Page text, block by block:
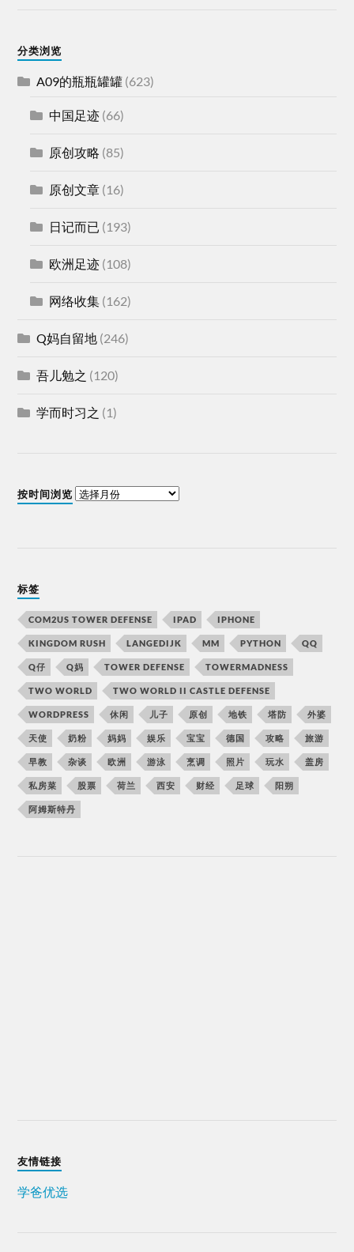
分类浏览
A09的瓶瓶罐罐 (623)
中国足迹 (66)
原创攻略 (85)
原创文章 (16)
日记而已 (193)
欧洲足迹 (108)
网络收集 (162)
Q妈自留地 (246)
吾儿勉之 (120)
学而时习之 (1)
按时间浏览
标签
COM2US TOWER DEFENSE IPAD IPHONE
KINGDOM RUSH LANGEDIJK MM PYTHON QQ
Q仔 Q妈 TOWER DEFENSE TOWERMADNESS
TWO WORLD TWO WORLD II CASTLE DEFENSE
WORDPRESS 休闲 儿子 原创 地铁 塔防 外婆
天使 奶粉 妈妈 娱乐 宝宝 德国 攻略 旅游
早教 杂谈 欧洲 游泳 烹调 照片 玩水 盖房
私房菜 股票 荷兰 西安 财经 足球 阳朔
阿姆斯特丹
友情链接
学爸优选